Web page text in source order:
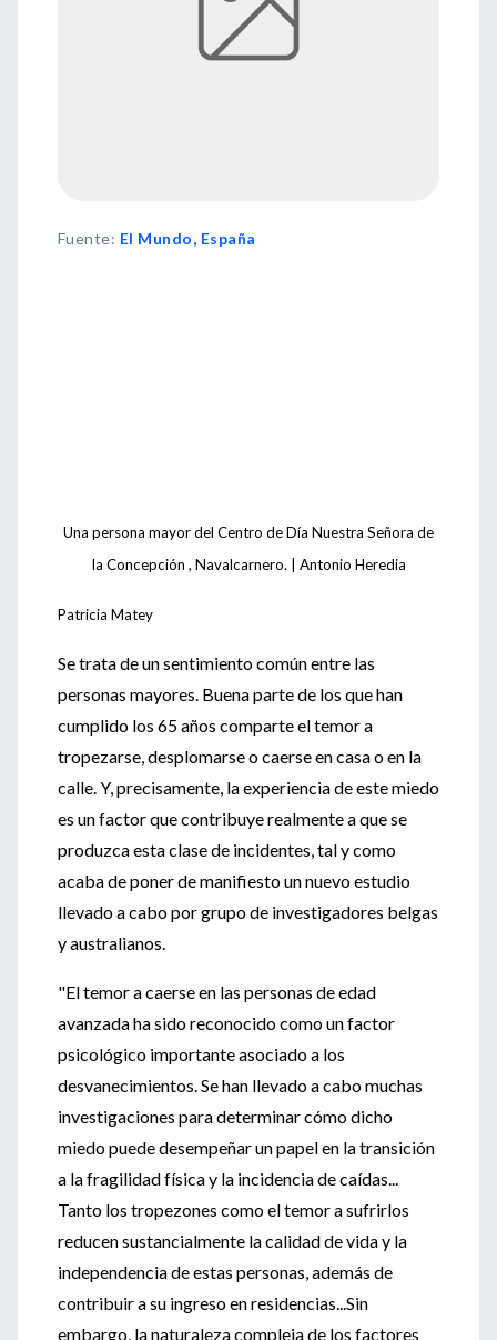
Fuente: El Mundo, España
Una persona mayor del Centro de Día Nuestra Señora de
la Concepción , Navalcarnero. | Antonio Heredia
Patricia Matey
Se trata de un sentimiento común entre las
personas mayores. Buena parte de los que han
cumplido los 65 años comparte el temor a
tropezarse, desplomarse o caerse en casa o en la
calle. Y, precisamente, la experiencia de este miedo
es un factor que contribuye realmente a que se
produzca esta clase de incidentes, tal y como
acaba de poner de manifiesto un nuevo estudio
llevado a cabo por grupo de investigadores belgas
y australianos.
"El temor a caerse en las personas de edad
avanzada ha sido reconocido como un factor
psicológico importante asociado a los
desvanecimientos. Se han llevado a cabo muchas
investigaciones para determinar cómo dicho
miedo puede desempeñar un papel en la transición
a la fragilidad física y la incidencia de caídas...
Tanto los tropezones como el temor a sufrirlos
reducen sustancialmente la calidad de vida y la
independencia de estas personas, además de
contribuir a su ingreso en residencias...Sin
embargo, la naturaleza compleja de los factores